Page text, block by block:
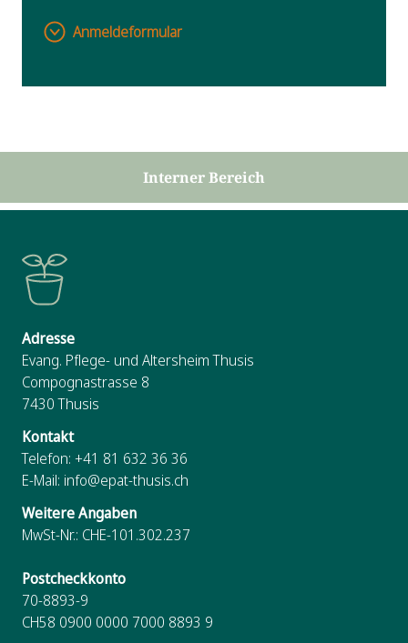
Anmeldeformular
Interner Bereich
Adresse
Evang. Pflege- und Altersheim Thusis
Compognastrasse 8
7430 Thusis
Kontakt
Telefon: +41 81 632 36 36
E-Mail: info@epat-thusis.ch
Weitere Angaben
MwSt-Nr.: CHE-101.302.237
Postcheckkonto
70-8893-9
CH58 0900 0000 7000 8893 9